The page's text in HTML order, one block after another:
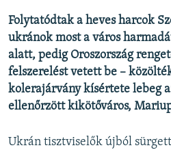
Valamennyi RFE/RL weboldal
Folytatódtak a heves harcok
ukránok most a város
alatt, pedig Oroszország
felszerelést vetett be –
kolerajárvány kísértete lebeg
ellenőrzött kikötőváros,
Ukrán tisztviselők újból